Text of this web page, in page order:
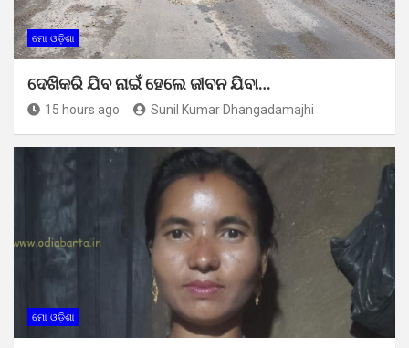
ମୋ ଓଡ଼ିଶା
ଦେଖିକରି ଯିବ ନାଇଁ ହେଲେ ଜୀବନ ଯିବା…
15 hours ago Sunil Kumar Dhangadamajhi
ମୋ ଓଡ଼ିଶା